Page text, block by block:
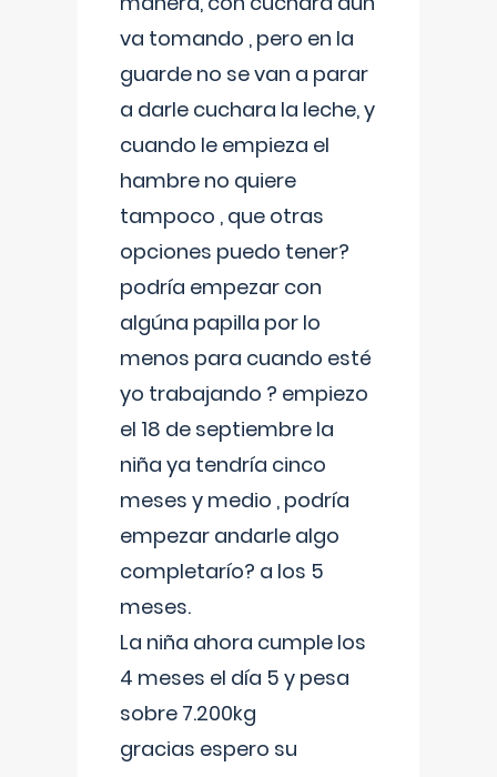
va tomando , pero en la
guarde no se van a parar
a darle cuchara la leche, y
cuando le empieza el
hambre no quiere
tampoco , que otras
opciones puedo tener?
podría empezar con
algúna papilla por lo
menos para cuando esté
yo trabajando ? empiezo
el 18 de septiembre la
niña ya tendría cinco
meses y medio , podría
empezar andarle algo
completarío? a los 5
meses.
La niña ahora cumple los
4 meses el día 5 y pesa
sobre 7.200kg
gracias espero su